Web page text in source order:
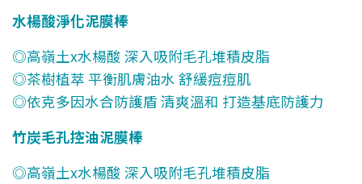
水楊酸淨化泥膜棒
◎高嶺土x水楊酸 深入吸附毛孔堆積皮脂
◎茶樹植萃 平衡肌膚油水 舒緩痘痘肌
◎依克多因水合防護盾 清爽溫和 打造基底防護力
竹炭毛孔控油泥膜棒
◎高嶺土x水楊酸 深入吸附毛孔堆積皮脂